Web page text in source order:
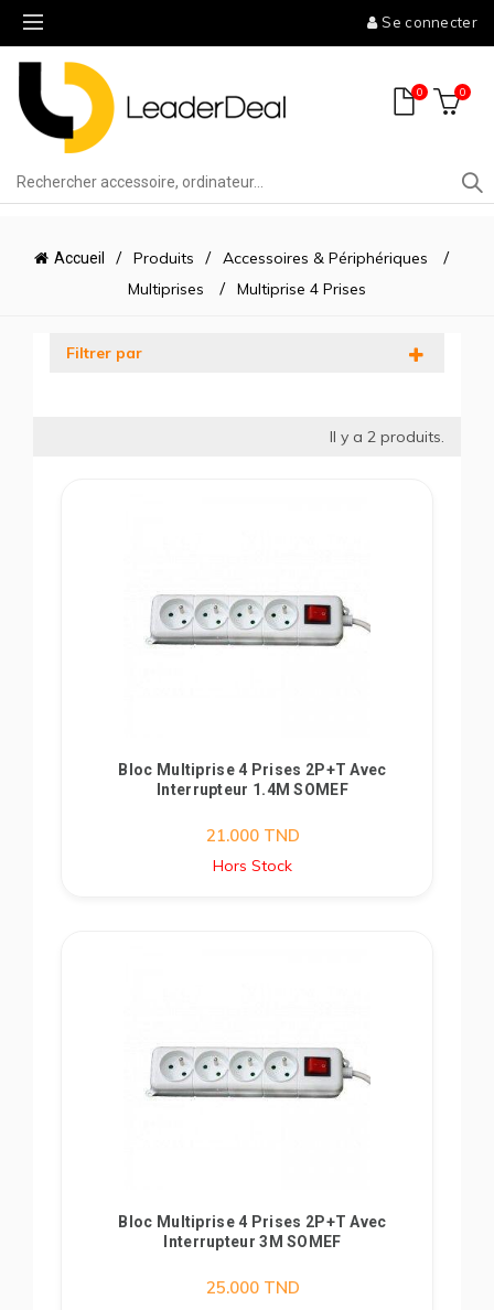
Se connecter
0 0
Accueil Produits
Accessoires & Périphériques
Multiprises
Multiprise 4 Prises
Filtrer par
Il y a 2 produits.
Bloc Multiprise 4 Prises 2P+T Avec
Interrupteur 1.4M SOMEF
21.000TND
Hors Stock
Bloc Multiprise 4 Prises 2P+T Avec
Interrupteur 3M SOMEF
25.000TND